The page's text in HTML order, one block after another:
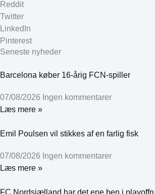
Reddit
Twitter
LinkedIn
Pinterest
Seneste nyheder
Barcelona køber 16-årig FCN-spiller
07/08/2026 Ingen kommentarer
Læs mere »
Emil Poulsen vil stikkes af en farlig fisk
07/08/2026 Ingen kommentarer
Læs mere »
FC Nordsjælland har det ene ben i